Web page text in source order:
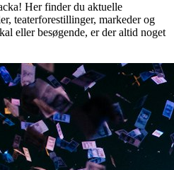
Her finder du aktuelle
teaterforestillinger, markeder og
eller besøgende, er der altid noget